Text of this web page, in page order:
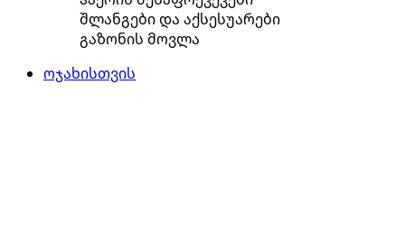
შლანგები და აქსესუარები
გაზონის მოვლა
ოჯახისთვის